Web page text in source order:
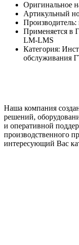
Оригинальное
Артикульный
Производитель:
Применяется в
LM-LMS
Категория:
обслуживания
Наша компания
решений,
и оперативной
производственного
интересующий Вас